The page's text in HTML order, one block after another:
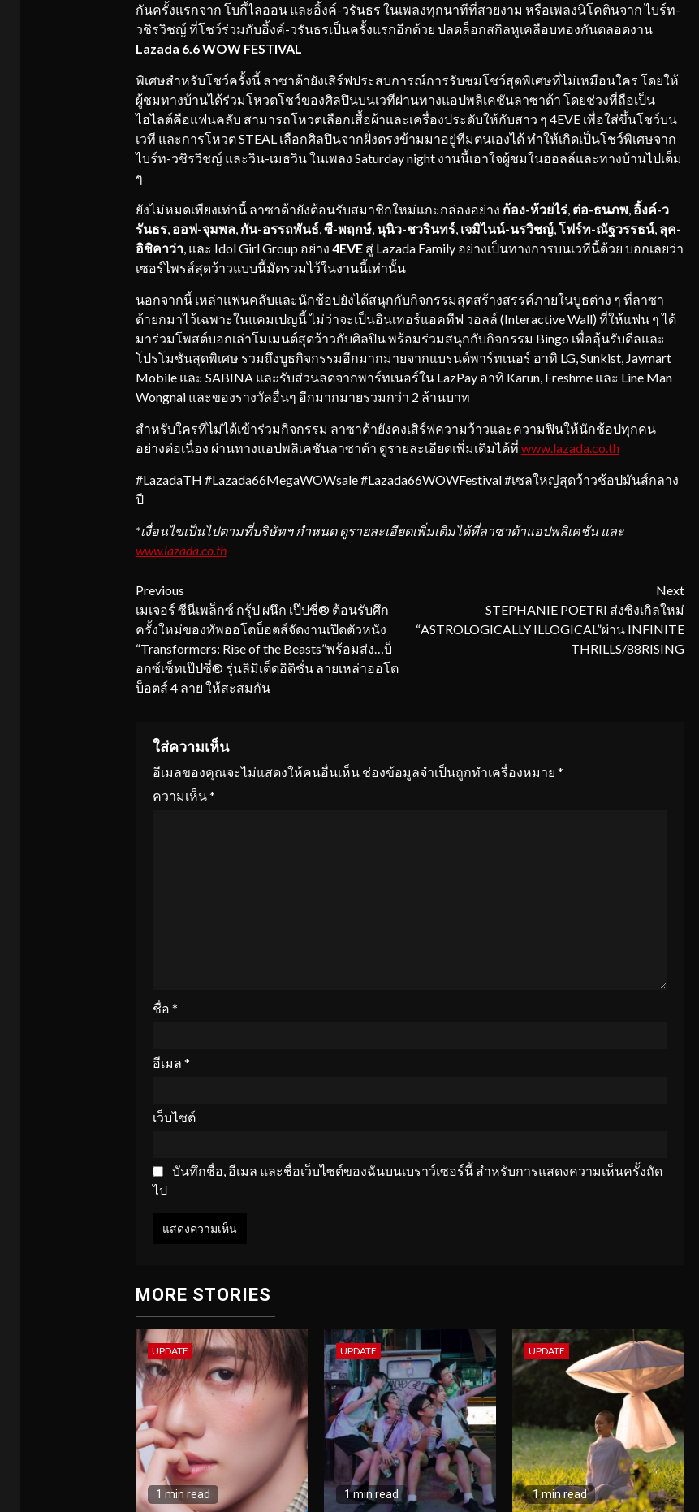
กันครั้งแรกจาก โบกี้ไลออน และอิ้งค์-วรันธร ในเพลงทุกนาทีที่สวยงาม หรือเพลงนิโคตินจาก ไบร์ท-
วชิรวิชญ์ ที่โชว์ร่วมกับอิ้งค์-วรันธรเป็นครั้งแรกอีกด้วย ปลดล็อกสกิลหูเคลือบทองกันตลอดงาน
Lazada 6.6 WOW FESTIVAL
พิเศษสำหรับโชว์ครั้งนี้ ลาซาด้ายังเสิร์ฟประสบการณ์การรับชมโชว์สุดพิเศษที่ไม่เหมือนใคร โดยให้
ผู้ชมทางบ้านได้ร่วมโหวตโชว์ของศิลปินบนเวทีผ่านทางแอปพลิเคชันลาซาด้า โดยช่วงที่ถือเป็น
ไฮไลต์คือแฟนคลับ สามารถโหวตเลือกเสื้อผ้าและเครื่องประดับให้กับสาว ๆ 4EVE เพื่อใส่ขึ้นโชว์บน
เวที และการโหวต STEAL เลือกศิลปินจากฝั่งตรงข้ามมาอยู่ทีมตนเองได้ ทำให้เกิดเป็นโชว์พิเศษจาก
ไบร์ท-วชิรวิชญ์ และวิน-เมธวิน ในเพลง Saturday night งานนี้เอาใจผู้ชมในฮอลล์และทางบ้านไปเต็ม
ๆ
ยังไม่หมดเพียงเท่านี้ ลาซาด้ายังต้อนรับสมาชิกใหม่แกะกล่องอย่าง ก้อง-ห้วยไร่, ต่อ-ธนภพ, อิ้งค์-ว
รันธร, ออฟ-จุมพล, กัน-อรรถพันธ์,ซี-พฤกษ์, นุนิว-ชวรินทร์, เจมิไนน์-นรวิชญ์,โฟร์ท-ณัฐวรรธน์, ลุค-
อิชิคาว่า, และ Idol Girl Group อย่าง 4EVEสู่ Lazada Family อย่างเป็นทางการบนเวทีนี้ด้วย บอกเลยว่า
เซอร์ไพรส์สุดว้าวแบบนี้มัดรวมไว้ในงานนี้เท่านั้น
นอกจากนี้ เหล่าแฟนคลับและนักช้อปยังได้สนุกกับกิจกรรมสุดสร้างสรรค์ภายในบูธต่าง ๆ ที่ลาซา
ด้ายกมาไว้เฉพาะในแคมเปญนี้ ไม่ว่าจะเป็นอินเทอร์แอคทีฟ วอลล์ (Interactive Wall) ที่ให้แฟน ๆ ได้
มาร่วมโพสต์บอกเล่าโมเมนต์สุดว้าวกับศิลปิน พร้อมร่วมสนุกกับกิจกรรม Bingo เพื่อลุ้นรับดีลและ
โปรโมชันสุดพิเศษ รวมถึงบูธกิจกรรมอีกมากมายจากแบรนด์พาร์ทเนอร์ อาทิ LG, Sunkist, Jaymart
Mobile และ SABINA และรับส่วนลดจากพาร์ทเนอร์ใน LazPay อาทิ Karun, Freshme และ Line Man
Wongnai และของรางวัลอื่นๆ อีกมากมายรวมกว่า 2 ล้านบาท
สำหรับใครที่ไม่ได้เข้าร่วมกิจกรรม ลาซาด้ายังคงเสิร์ฟความว้าวและความฟินให้นักช้อปทุกคน
อย่างต่อเนื่อง ผ่านทางแอปพลิเคชันลาซาด้า ดูรายละเอียดเพิ่มเติมได้ที่ www.lazada.co.th
#LazadaTH #Lazada66MegaWOWsale #Lazada66WOWFestival #เซลใหญ่สุดว้าวช้อปมันส์กลาง
ปี
*เงื่อนไขเป็นไปตามที่บริษัทฯ กำหนด ดูรายละเอียดเพิ่มเติมได้ที่ลาซาด้าแอปพลิเคชัน และ
www.lazada.co.th
Continue
Reading
Previous
เมเจอร์ ซีนีเพล็กซ์ กรุ้ป ผนึก เป๊ปซี่® ต้อนรับศึก
ครั้งใหม่ของทัพออโตบ็อตส์จัดงานเปิดตัวหนัง
“Transformers: Rise of the Beasts”พร้อมส่ง…บ็
อกซ์เซ็ทเป๊ปซี่® รุ่นลิมิเต็ดอิดิชั่น ลายเหล่าออโต
บ็อตส์ 4 ลาย ให้สะสมกัน
Next
STEPHANIE POETRI ส่งซิงเกิลใหม่
“ASTROLOGICALLY ILLOGICAL”ผ่าน INFINITE
THRILLS/88RISING
ใส่ความเห็น
อีเมลของคุณจะไม่แสดงให้คนอื่นเห็น ช่องข้อมูลจำเป็นถูกทำเครื่องหมาย *
ความเห็น*
ชื่อ *
อีเมล *
เว็บไซต์
บันทึกชื่อ, อีเมล และชื่อเว็บไซต์ของฉันบนเบราว์เซอร์นี้ สำหรับการแสดงความเห็นครั้งถัด
ไป
MORE STORIES
UPDATE
1 min read
UPDATE
1 min read
UPDATE
1 min read